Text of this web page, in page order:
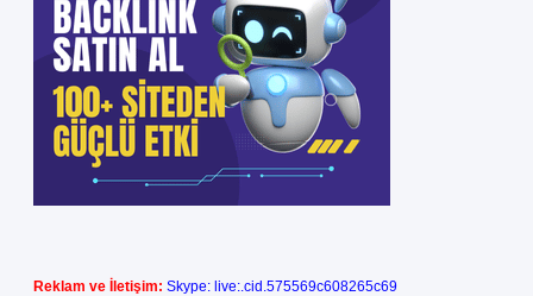
Reklam ve İletişim: Skype: live:.cid.575569c608265c69